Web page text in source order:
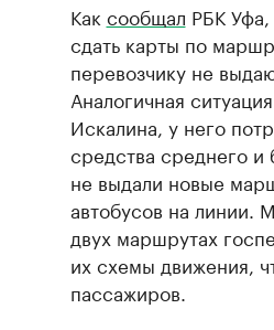
Как сообщал РБК Уфа,
сдать карты по
перевозчику не
Аналогичная
Искалина, у него
средства среднего
не выдали новые
автобусов на линии.
двух маршрутах
их схемы движения,
пассажиров.